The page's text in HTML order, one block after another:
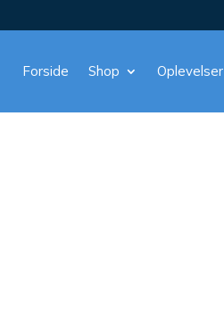
Forside Shop Oplevelser